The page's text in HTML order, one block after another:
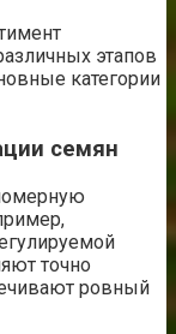
этапов
категории
семян
точно
ровный